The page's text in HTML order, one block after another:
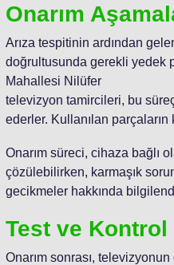
Onarım
Arıza tespitinin ardından
doğrultusunda gerekli yedek
Mahallesi Nilüfer
televizyon tamircileri, bu
ederler. Kullanılan
Onarım süreci, cihaza bağlı
çözülebilirken, karmaşık
gecikmeler hakkında
Test ve Kontrol
Onarım sonrası,